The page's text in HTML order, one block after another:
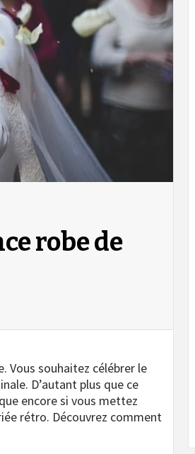
robe de
Vous souhaitez célébrer le
D’autant plus que ce
encore si vous mettez
rétro. Découvrez comment